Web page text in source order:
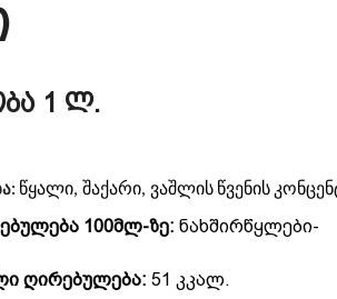
1 ლ.
: წყალი, შაქარი, ვაშლის წვენის
100მლ-ზე: ნახშირწყლები-
ღირებულება: 51 კკალ.